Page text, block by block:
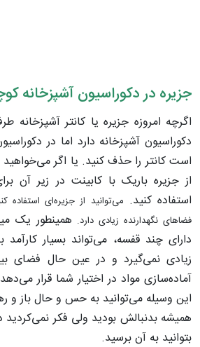
جزیره در دکوراسیون آشپزخانه
اگرچه امروزه جزیره یا کانتر آشپزخانه
دکوراسیون آشپزخانه دارد اما در
است کانتر را حذف کنید. یا اگر می‌خواهید
از جزیره باریک با کابینت در زیر آن
استفاده کنید. می‌توانید از جزیره‌ای
فضاهای نگهدارنده زیادی دارد. همینطور یک
دارای چند قفسه، می‌تواند بسیار کارآمد
زیادی نمی‌گیرد و در عین حال فضای
آماده‌سازی مواد در اختیار شما قرار
این وسیله می‌توانید به حس و حال باز و
همیشه بدنبالش بودید ولی فکر
بتوانید به آن برسید.